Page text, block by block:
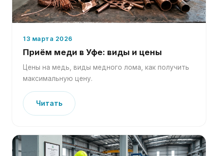
13 марта 2026
Приём меди в Уфе: виды и цены
Цены на медь, виды медного лома, как получить
максимальную цену.
Читать